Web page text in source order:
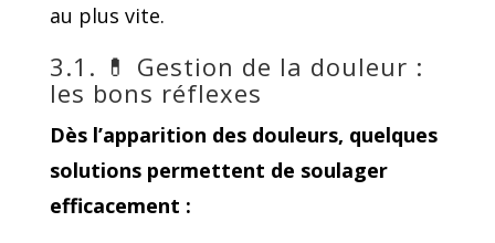
au plus vite.
3.1. 💊 Gestion de la douleur :
les bons réflexes
Dès l’apparition des douleurs, quelques
solutions permettent de soulager
efficacement :